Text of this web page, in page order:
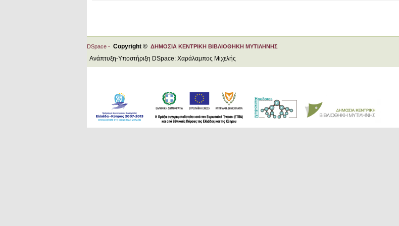
DSpace - Copyright © ΔΗΜΟΣΙΑ ΚΕΝΤΡΙΚΗ ΒΙΒΛΙΟΘΗΚΗ ΜΥΤΙΛΗΝΗΣ
Ανάπτυξη-Υποστήριξη DSpace: Χαράλαμπος Μιχελής